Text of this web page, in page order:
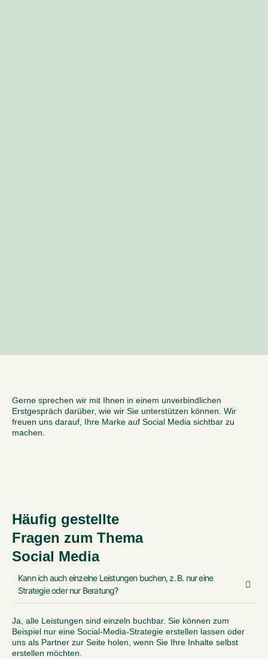
Gerne sprechen wir mit Ihnen in einem unverbindlichen
Erstgespräch darüber, wie wir Sie unterstützen können. Wir
freuen uns darauf, Ihre Marke auf Social Media sichtbar zu
machen.
Häufig gestellte
Fragen zum Thema
Social Media
Kann ich auch einzelne Leistungen buchen, z. B. nur eine
Strategie oder nur Beratung?
Ja, alle Leistungen sind einzeln buchbar. Sie können zum
Beispiel nur eine Social-Media-Strategie erstellen lassen oder
uns als Partner zur Seite holen, wenn Sie Ihre Inhalte selbst
erstellen möchten.